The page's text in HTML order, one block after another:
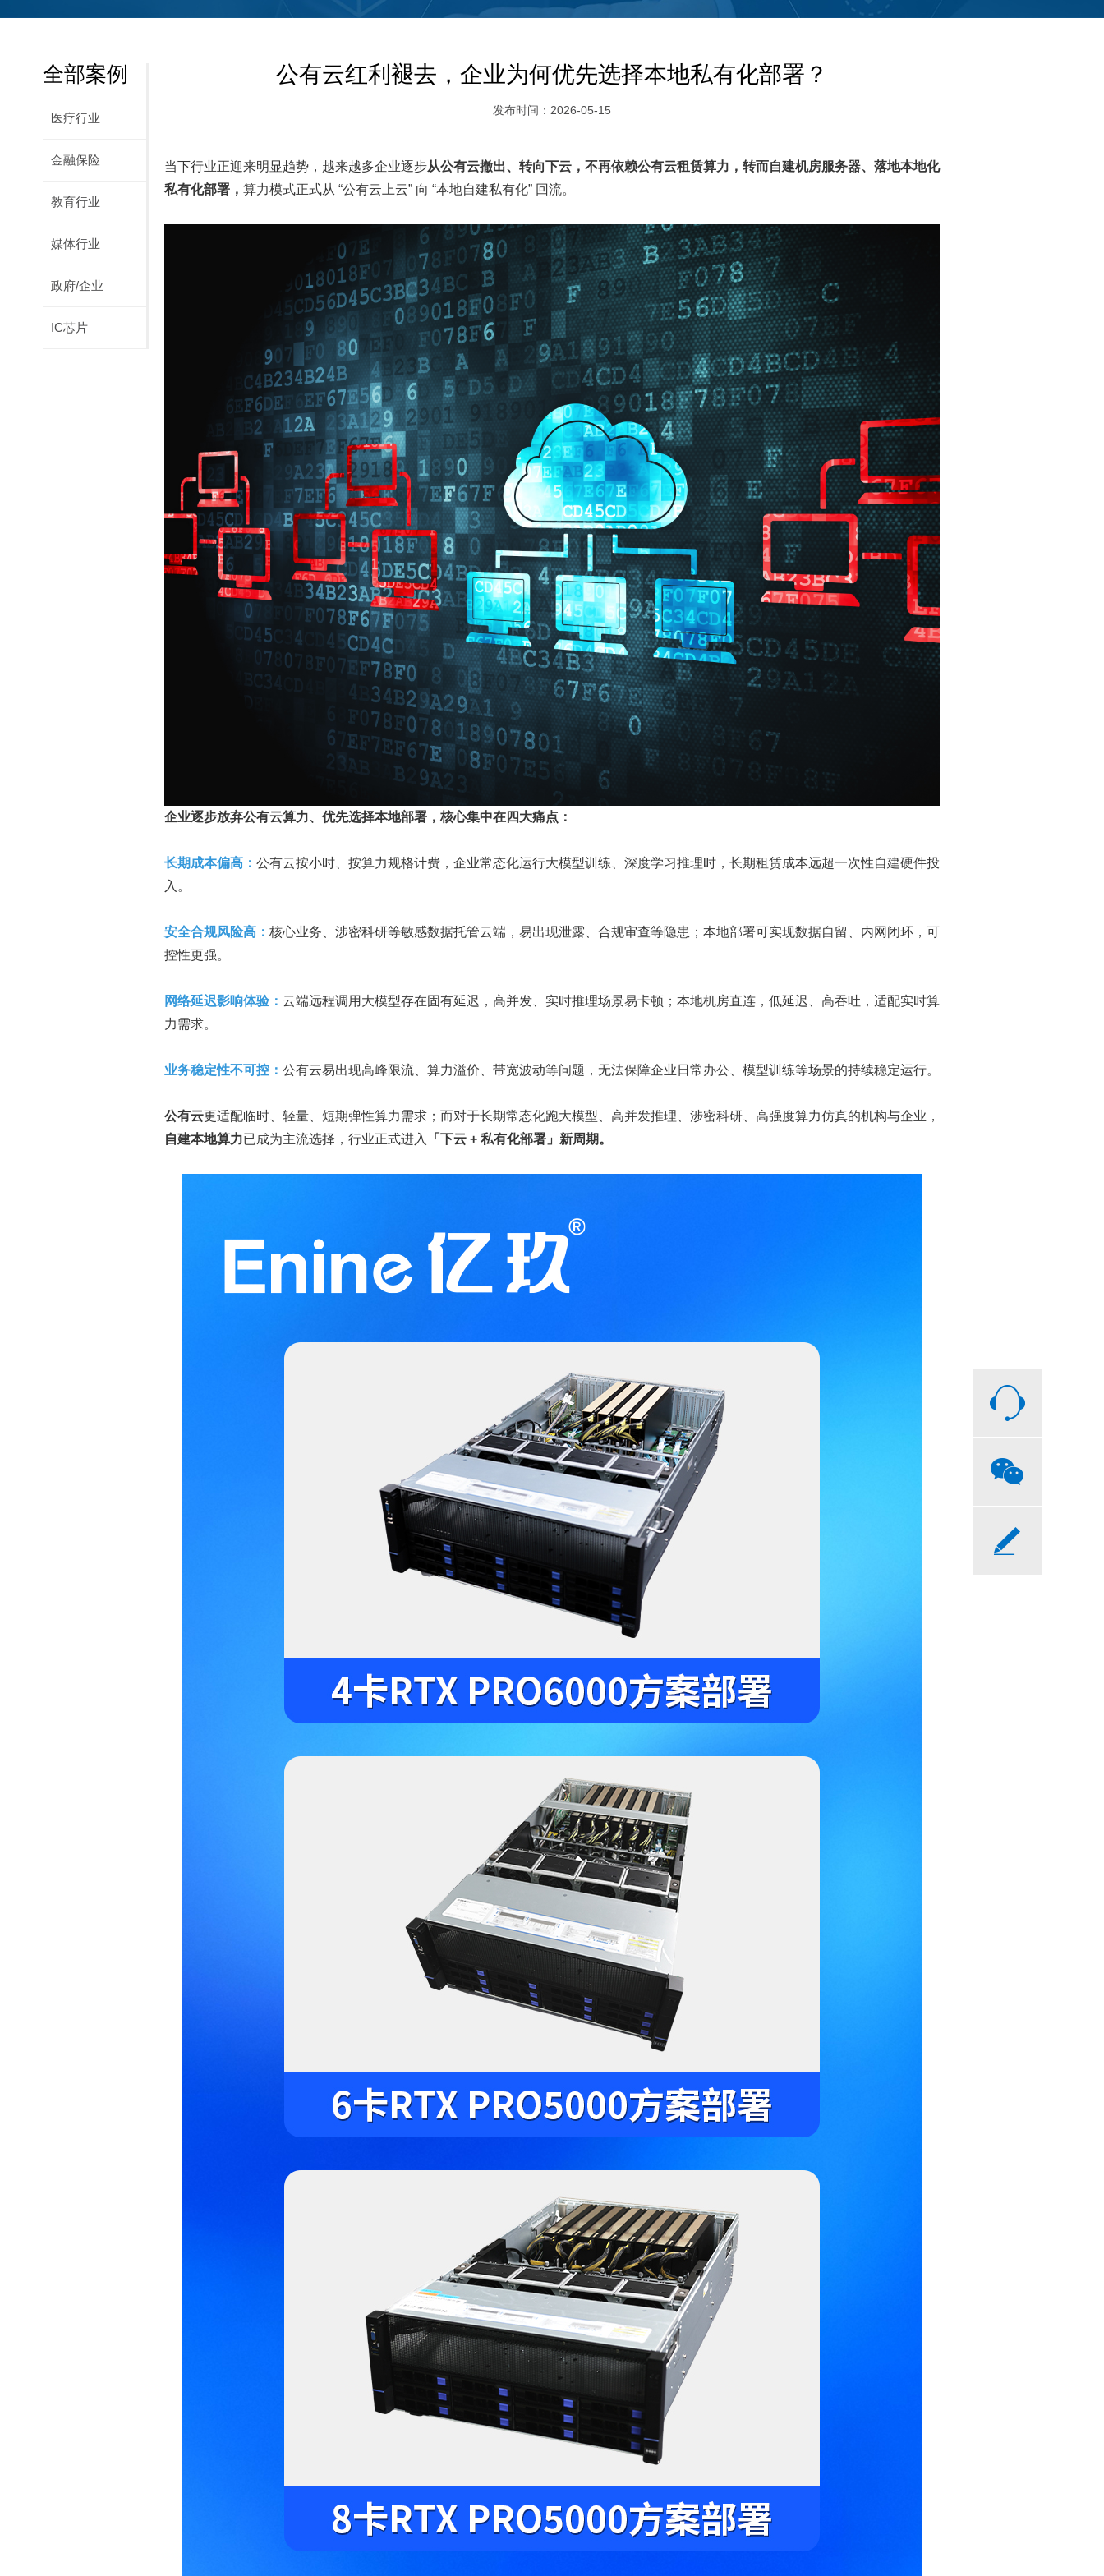
全部案例
医疗行业
金融保险
教育行业
媒体行业
政府/企业
IC芯片
公有云红利褪去，企业为何优先选择本地私有化部署？
发布时间：2026-05-15
当下行业正迎来明显趋势，越来越多企业逐步从公有云撤出、转向下云，不再依赖公有云租赁算力，转而自建机房服务器、落地本地化
私有化部署， 算力模式正式从 “公有云上云” 向 “本地自建私有化” 回流。
企业逐步放弃公有云算力、优先选择本地部署，核心集中在四大痛点：
长期成本偏高： 公有云按小时、按算力规格计费，企业常态化运行大模型训练、深度学习推理时，长期租赁成本远超一次性自建硬件投
入。
安全合规风险高： 核心业务、涉密科研等敏感数据托管云端，易出现泄露、合规审查等隐患；本地部署可实现数据自留、内网闭环，可
控性更强。
网络延迟影响体验： 云端远程调用大模型存在固有延迟，高并发、实时推理场景易卡顿；本地机房直连，低延迟、高吞吐，适配实时算
力需求。
业务稳定性不可控： 公有云易出现高峰限流、算力溢价、带宽波动等问题，无法保障企业日常办公、模型训练等场景的持续稳定运行。
公有云更适配临时、轻量、短期弹性算力需求；而对于长期常态化跑大模型、高并发推理、涉密科研、高强度算力仿真的机构与企业，
自建本地算力已成为主流选择，行业正式进入 「下云 + 私有化部署」新周期。